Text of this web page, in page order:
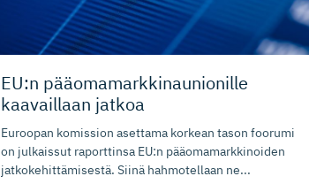
EU:n pääomamark­ki­nau­nionille
kaavaillaan jatkoa
Euroopan komission asettama korkean tason foorumi
on julkaissut raporttinsa EU:n pääomamarkkinoiden
jatkokehittämisestä. Siinä hahmotellaan ne...